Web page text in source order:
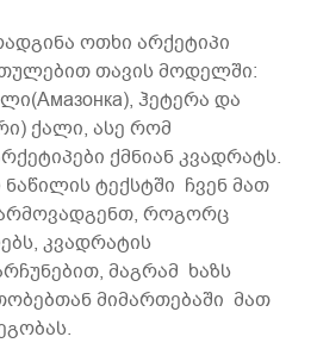
ოთხი არქეტიპი
თავის მოდელში:
ჰეტერა და
ქალი, ასე რომ
ქმნიან კვადრატს.
ტექსტში ჩვენ მათ
როგორც
კვადრატის
მაგრამ ხაზს
მიმართებაში მათ